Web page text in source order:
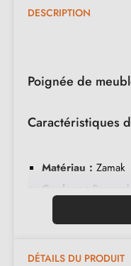
DESCRIPTION
Poignée de
Caractéristiques
Matériau : Zamak
Couleur :
Rose sale
DÉTAILS DU PRODUIT